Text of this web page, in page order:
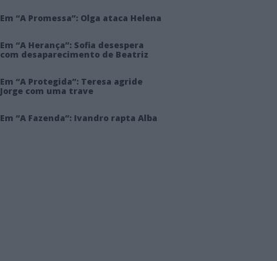
Em “A Promessa”: Olga ataca Helena
Em “A Herança”: Sofia desespera
com desaparecimento de Beatriz
Em “A Protegida”: Teresa agride
Jorge com uma trave
Em “A Fazenda”: Ivandro rapta Alba